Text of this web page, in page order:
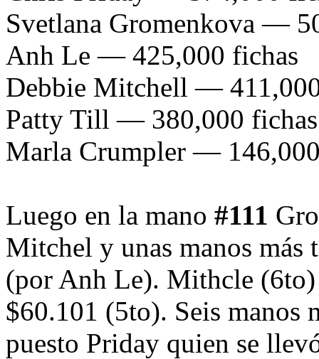
Svetlana Gromenkova —
Anh Le — 425,000 fichas
Debbie Mitchell —
Patty Till — 380,000 fichas
Marla Crumpler —
Luego en la mano #111
Mitchel y unas manos más
(por Anh Le). Mithcle
$60.101 (5to). Seis manos
puesto Priday quien se